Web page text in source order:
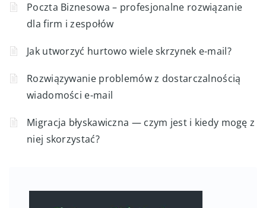
Poczta Biznesowa – profesjonalne rozwiązanie
dla firm i zespołów
Jak utworzyć hurtowo wiele skrzynek e-mail?
Rozwiązywanie problemów z dostarczalnością
wiadomości e-mail
Migracja błyskawiczna — czym jest i kiedy mogę z
niej skorzystać?